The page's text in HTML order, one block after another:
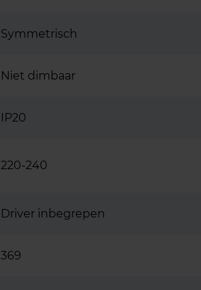
Symmetrisch
Niet dimbaar
IP20
220-240
Driver inbegrepen
369